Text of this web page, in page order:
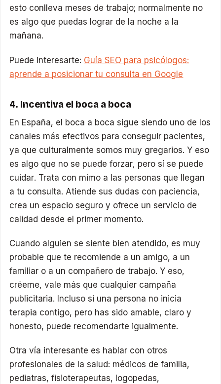
esto conlleva meses de trabajo; normalmente no
es algo que puedas lograr de la noche a la
mañana.
Puede interesarte: Guía SEO para psicólogos:
aprende a posicionar tu consulta en Google
4. Incentiva el boca a boca
En España, el boca a boca sigue siendo uno de los
canales más efectivos para conseguir pacientes,
ya que culturalmente somos muy gregarios. Y eso
es algo que no se puede forzar, pero sí se puede
cuidar. Trata con mimo a las personas que llegan
a tu consulta. Atiende sus dudas con paciencia,
crea un espacio seguro y ofrece un servicio de
calidad desde el primer momento.
Cuando alguien se siente bien atendido, es muy
probable que te recomiende a un amigo, a un
familiar o a un compañero de trabajo. Y eso,
créeme, vale más que cualquier campaña
publicitaria. Incluso si una persona no inicia
terapia contigo, pero has sido amable, claro y
honesto, puede recomendarte igualmente.
Otra vía interesante es hablar con otros
profesionales de la salud: médicos de familia,
pediatras, fisioterapeutas, logopedas,